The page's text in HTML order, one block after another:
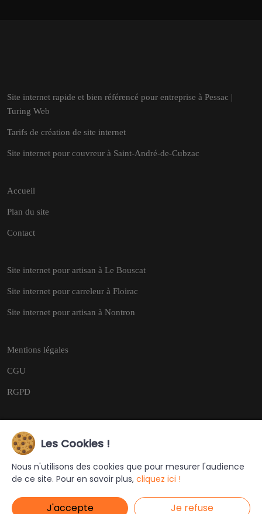
Site internet rapide et bien référencé pour entreprise à Pessac |
Turing Web
Tarifs de création de site internet
Site internet pour couvreur à Saint-André-de-Cubzac
Accueil
Plan du site
Contact
Site internet pour artisan à Le Bouscat
Site internet pour carreleur à Floirac
Site internet pour artisan à Nontron
Mentions légales
CGU
RGPD
Copyright © 2026
Ce site a été créé et est géré par Turing Web
Les Cookies !
Nous n'utilisons des cookies que pour mesurer l'audience
de ce site. Pour en savoir plus, cliquez ici !
J'accepte Je refuse